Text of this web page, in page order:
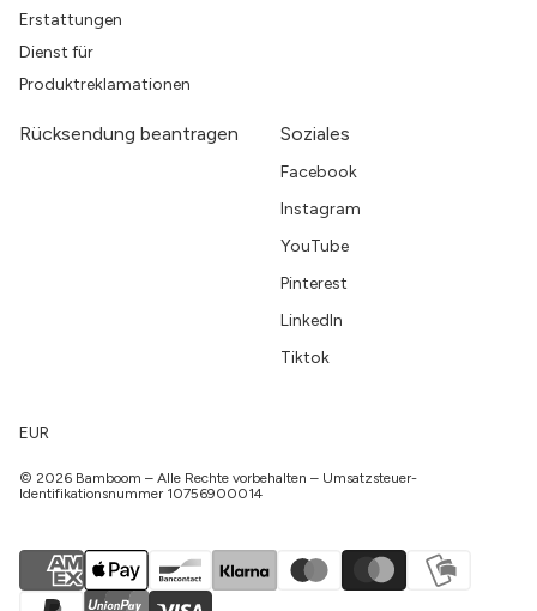
Erstattungen
Dienst für
Produktreklamationen
Rücksendung beantragen Soziales
Facebook
Instagram
YouTube
Pinterest
LinkedIn
Tiktok
EUR
© 2026 Bamboom – Alle Rechte vorbehalten – Umsatzsteuer-
Identifikationsnummer 10756900014